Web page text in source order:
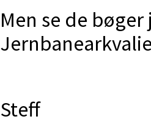
Men se de
Steff